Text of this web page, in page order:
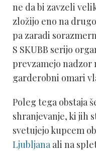
ne da bi zavzeli
zložijo eno na
pa zaradi
S SKUBB serijo
prevzamejo nadzor
garderobni omari
Poleg tega obstaja
shranjevanje, ki jih
svetujejo kupcem
Ljubljana ali na